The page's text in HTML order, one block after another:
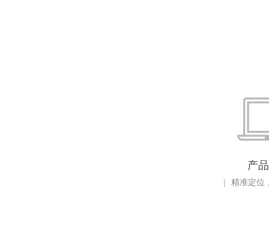
产
| 精准定位